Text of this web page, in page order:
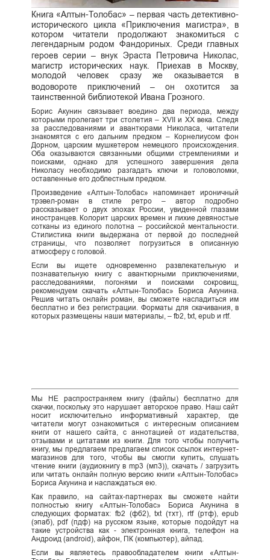
Книга «Алтын-Толобас» – первая часть детективно-
исторического цикла «Приключения магистра», в
котором читатели продолжают знакомиться с
легендарным родом Фандориных. Среди главных
героев серии – внук Эраста Петровича Николас,
магистр исторических наук. Приехав в Москву,
молодой человек сразу же оказывается в
водовороте приключений – он охотится за
таинственной библиотекой Ивана Грозного.
Борис Акунин связывает воедино два периода, между
которыми пролегает три столетия – XVII и XX века. Следя
за расследованиями и авантюрами Николаса, читатели
знакомятся с его дальним предком – Корнелиусом фон
Дорном, царским мушкетером немецкого происхождения.
Оба оказываются связанными общими стремлениями и
поисками, однако для успешного завершения дела
Николасу необходимо разгадать ключи и головоломки,
оставленные его доблестным предком.
Произведение «Алтын-Толобас» напоминает ироничный
трэвел-роман в стиле ретро – автор подробно
рассказывает о двух эпохах России, увиденной глазами
иностранцев. Колорит царских времен и лихие девяностые
сотканы из единого полотна – российской ментальности.
Стилистика книги выдержана от первой до последней
страницы, что позволяет погрузиться в описанную
атмосферу с головой.
Если вы ищете одновременно развлекательную и
познавательную книгу с авантюрными приключениями,
расследованиями, погонями и поисками сокровищ,
рекомендуем скачать «Алтын-Толобас» Бориса Акунина.
Решив читать онлайн роман, вы сможете насладиться им
бесплатно и без регистрации. Форматы для скачивания, в
которых размещены наши материалы, – fb2, txt, epub и rtf.
Мы НЕ распространяем книгу (файлы) бесплатно для
скачки, поскольку это нарушает авторское право. Наш сайт
носит исключительно информативный характер, где
читатели могут ознакомиться с интересным описанием
книги от нашего сайта, с аннотацией от издательства,
отзывами и цитатами из книги. Для того чтобы получить
книгу, мы предлагаем предлагаем список ссылок интернет-
магазинов для того, чтобы вы смогли купить, слушать
чтение книги (аудиокнигу в mp3 (мп3)), скачать / загрузить
или читать онлайн полную версию книги «Алтын-Толобас»
Бориса Акунина и наслаждаться ею.
Как правило, на сайтах-партнерах вы сможете найти
полностью книгу «Алтын-Толобас» Бориса Акунина в
следующих форматах: fb2 (фб2), txt (тхт), rtf (ртф), epub
(эпаб), pdf (пдф) на русском языке, которые подойдут на
такие устройства как - электронная книга, телефон на
Андроид (android), айфон, ПК (компьютер), айпад.
Если вы являетесь правообладателем книги «Алтын-